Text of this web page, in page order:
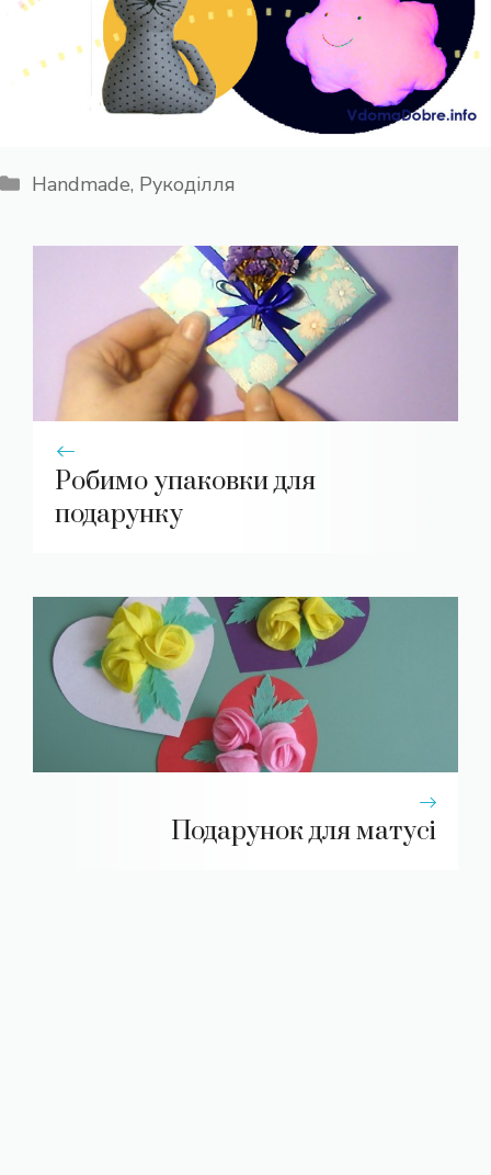
Категорії
Handmade, Рукоділля
Робимо упаковки для
подарунку
Подарунок для матусі